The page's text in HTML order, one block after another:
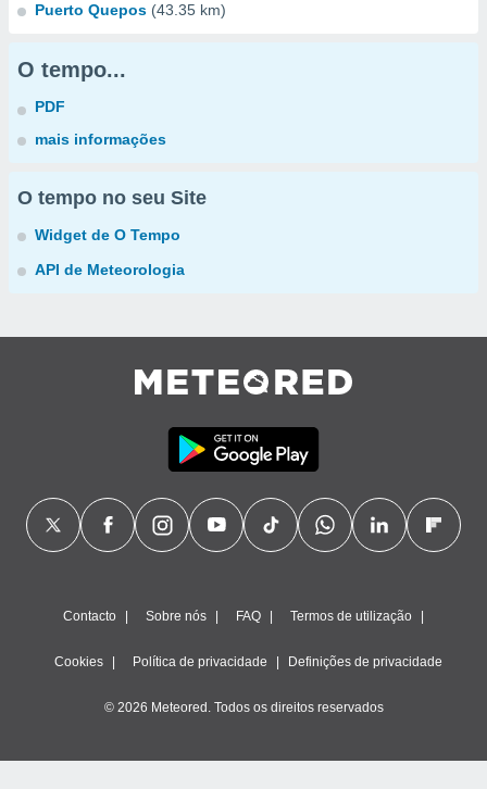
Puerto Quepos (43.35 km)
O tempo...
PDF
mais informações
O tempo no seu Site
Widget de O Tempo
API de Meteorologia
Contacto Sobre nós FAQ Termos de utilização
Cookies Política de privacidade Definições de privacidade
© 2026 Meteored. Todos os direitos reservados